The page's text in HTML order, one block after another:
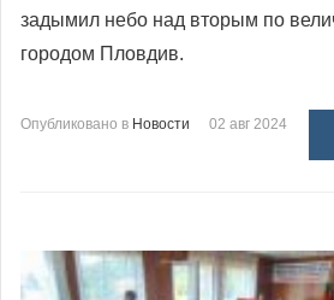
задымил небо над вторым по
городом Пловдив.
Опубликовано в Новости 02 авг 2024